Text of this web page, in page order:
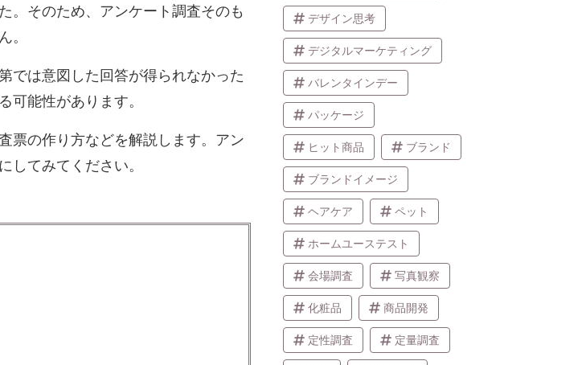
。そのため、アンケート調査そのも
。
では意図した回答が得られなかった
可能性があります。
票の作り方などを解説します。アン
てみてください。
デザイン思考
デジタルマーケティング
バレンタインデー
パッケージ
ヒット商品 ブランド
ブランドイメージ
ヘアケア ペット
ホームユーステスト
会場調査 写真観察
化粧品 商品開発
定性調査 定量調査